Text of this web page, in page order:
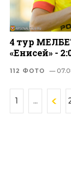
4 тур
«Енисей» -
112 ФОТО —
1 ...